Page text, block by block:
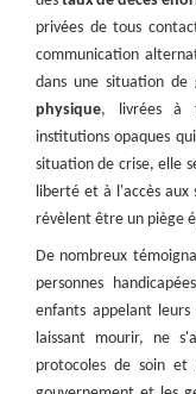
privées de tous
communication
dans une situation de
physique, livrées à
institutions opaques
situation de crise, elle
liberté et à l'accès aux
révèlent être un piège
De nombreux
personnes
enfants appelant
laissant mourir, ne
protocoles de soin et